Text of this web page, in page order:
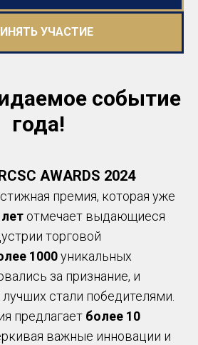
УЧАСТИЕ
событие
года!
AWARDS 2024
премия, которая уже
отмечает выдающиеся
торговой
1000уникальных
за признание, и
лучших стали победителями.
предлагает более 10
важные инновации и